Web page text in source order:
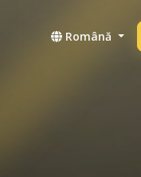
Română